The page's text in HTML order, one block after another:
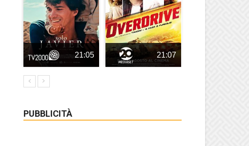
21:05 21:07
PUBBLICITÀ